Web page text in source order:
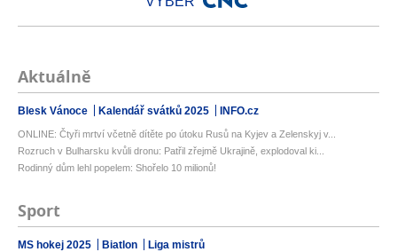
Aktuálně
Blesk Vánoce Kalendář svátků 2025 INFO.cz
ONLINE: Čtyři mrtví včetně dítěte po útoku Rusů na Kyjev a Zelenskyj v...
Rozruch v Bulharsku kvůli dronu: Patřil zřejmě Ukrajině, explodoval ki...
Rodinný dům lehl popelem: Shořelo 10 milionů!
Sport
MS hokej 2025 Biatlon Liga mistrů